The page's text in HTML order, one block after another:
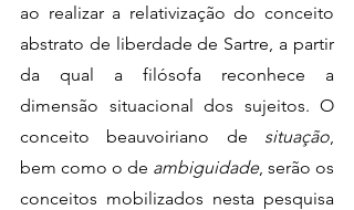
ao realizar a relativização do conceito
abstrato de liberdade de Sartre, a partir
da qual a filósofa reconhece a
dimensão situacional dos sujeitos. O
conceito beauvoiriano de situação
bem como o de ambiguidade, serão os
conceitos mobilizados nesta pesquisa